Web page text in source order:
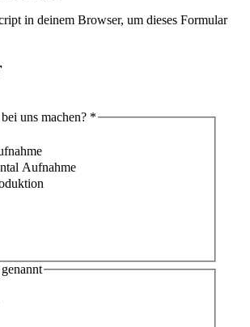
in deinem Browser, um dieses Formular
uns machen? *
Aufnahme